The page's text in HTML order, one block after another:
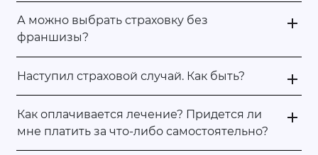
А можно выбрать страховку без
франшизы?
Наступил страховой случай. Как быть?
Как оплачивается лечение? Придется ли
мне платить за что-либо самостоятельно?